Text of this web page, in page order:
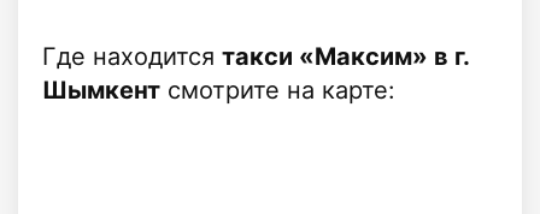
Где находится такси «Максим» в г.
Шымкент смотрите на карте: